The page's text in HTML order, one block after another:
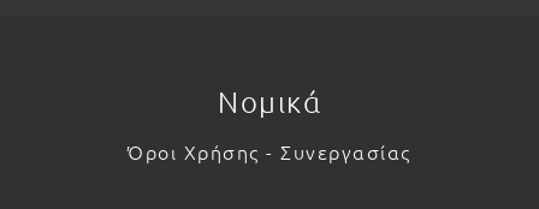
Νομικά
Όροι Χρήσης - Συνεργασίας